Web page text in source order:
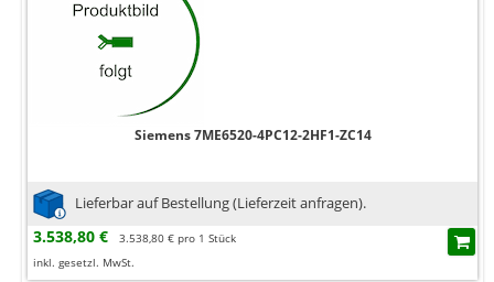
Siemens 7ME6520-4PC12-2HF1-ZC14
Lieferbar auf Bestellung (Lieferzeit anfragen).
3.538,80 €
3.538,80 € pro 1 Stück
inkl. gesetzl. MwSt.